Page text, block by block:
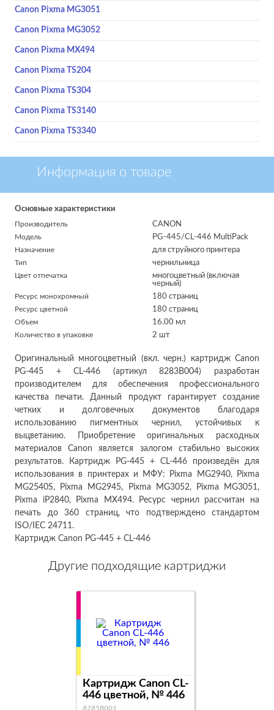
Canon Pixma MG3051
Canon Pixma MG3052
Canon Pixma MX494
Canon Pixma TS204
Canon Pixma TS304
Canon Pixma TS3140
Canon Pixma TS3340
Информация о товаре
Основные характеристики
CANON
Производитель
PG-445/CL-446 MultiPack
Модель
для струйного принтера
Назначение
чернильница
Тип
многоцветный (включая
черный)
Цвет отпечатка
180 страниц
Ресурс монохромный
180 страниц
Ресурс цветной
16.00 мл
Объем
2 шт
Количество в упаковке
Оригинальный многоцветный (вкл. черн.) картридж Canon
PG-445 + CL-446 (артикул 8283B004) разработан
производителем для обеспечения профессионального
качества печати. Данный продукт гарантирует создание
четких и долговечных документов благодаря
использованию пигментных чернил, устойчивых к
выцветанию. Приобретение оригинальных расходных
материалов Canon является залогом стабильно высоких
результатов. Картридж PG-445 + CL-446 произведён для
использования в принтерах и МФУ: Pixma MG2940, Pixma
MG2540S, Pixma MG2945, Pixma MG3052, Pixma MG3051,
Pixma iP2840, Pixma MX494. Ресурс чернил рассчитан на
печать до 360 страниц, что подтверждено стандартом
ISO/IEC 24711.
Картридж Canon PG-445 + CL-446
Другие подходящие картриджи
Картридж Canon CL-
446 цветной, № 446
8285B001